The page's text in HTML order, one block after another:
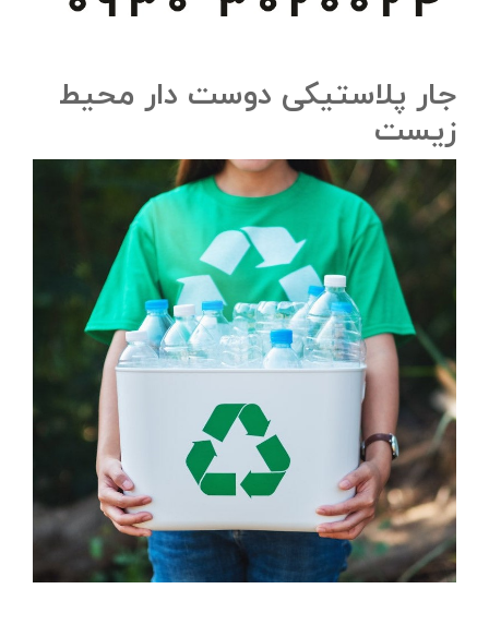
جار پلاستیکی دوست دار محیط
زیست